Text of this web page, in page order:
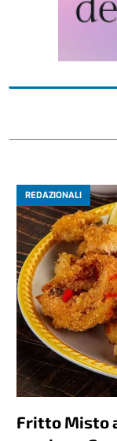
REDAZIONALI
Fritto Misto